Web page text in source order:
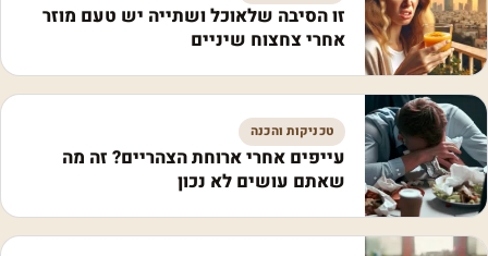
זו הסיבה שלאוכל ושתייה יש טעם מוזר
אחרי צחצוח שיניים
טכניקות והכנה
עייפים אחרי ארוחת הצהריים? זה מה
שאתם עושים לא נכון